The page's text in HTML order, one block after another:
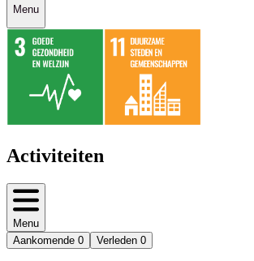
Menu
Activiteiten
Menu
Aankomende 0 Verleden 0